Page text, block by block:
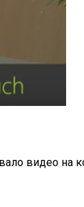
видео на